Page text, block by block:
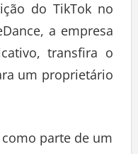
do TikTok no
a empresa
transfira o
um proprietário
parte de um